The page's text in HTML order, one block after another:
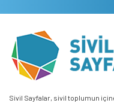
Sivil Sayfalar, sivil toplumun